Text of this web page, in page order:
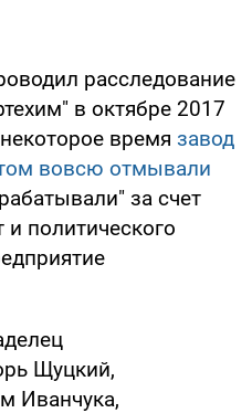
расследование
в октябре 2017
время завод
вовсю отмывали
за счет
и политического
Щуцкий,
Иванчука,